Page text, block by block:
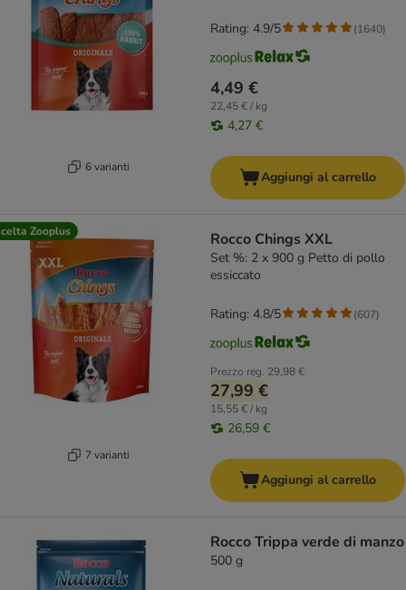
6 varianti
4,49 €
22,45 € / kg
4,27 €
Rating: 4.9/5 (1640)
Aggiungi al carrello
Zooplus
7 varianti
Rocco Chings XXL
Set %: 2 x 900 g Petto di pollo
essiccato
Prezzo reg. 29,98 €
27,99 €
15,55 € / kg
26,59 €
Rating: 4.8/5 (607)
Aggiungi al carrello
Rocco Trippa verde di manzo
500 g